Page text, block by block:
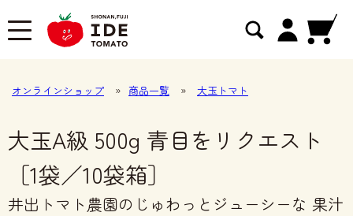
オンラインショップ » 商品一覧 » 大玉トマト
大玉A級 500g 青目をリクエスト
［1袋／10袋箱］
井出トマト農園のじゅわっとジューシーな 果汁